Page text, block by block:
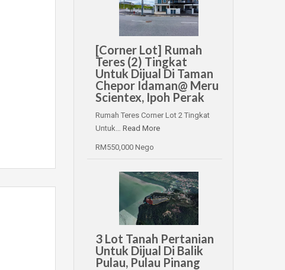
[Corner Lot] Rumah
Teres (2) Tingkat
Untuk Dijual Di Taman
Chepor Idaman@ Meru
Scientex, Ipoh Perak
Rumah Teres Corner Lot 2 Tingkat
Untuk… Read More
RM550,000 Nego
3 Lot Tanah Pertanian
Untuk Dijual Di Balik
Pulau, Pulau Pinang